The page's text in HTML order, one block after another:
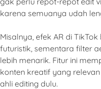
karena semuanya udah
Misalnya, efek AR di
futuristik, sementara filter
lebih menarik. Fitur ini
konten kreatif yang
ahli editing dulu.